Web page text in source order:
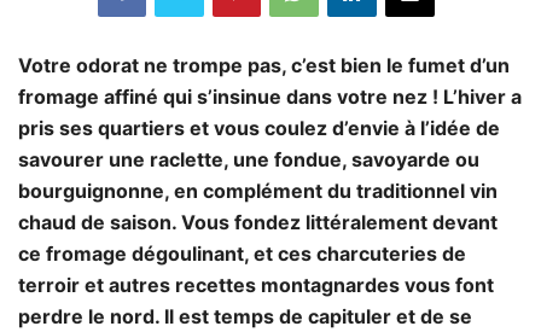
Votre odorat ne trompe pas, c’est bien le fumet d’un
fromage affiné qui s’insinue dans votre nez ! L’hiver a
pris ses quartiers et vous coulez d’envie à l’idée de
savourer une raclette, une fondue, savoyarde ou
bourguignonne, en complément du traditionnel vin
chaud de saison. Vous fondez littéralement devant
ce fromage dégoulinant, et ces charcuteries de
terroir et autres recettes montagnardes vous font
perdre le nord. Il est temps de capituler et de se